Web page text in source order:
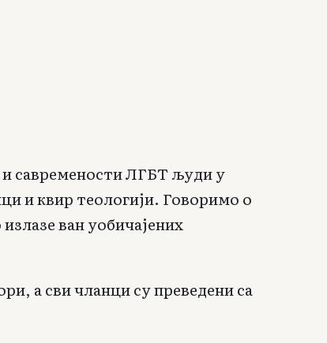
и савремености ЛГБТ људи у
и квир теологији. Говоримо о
ван уобичајених
а сви чланци су преведени са